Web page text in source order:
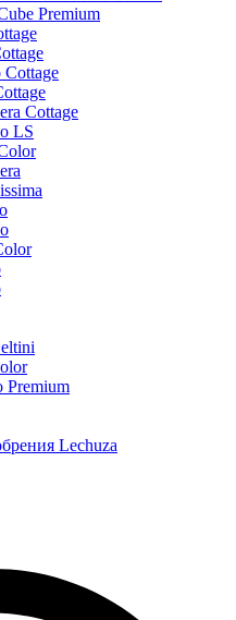
Premium
Cottage
Cottage
LS
Premium
Lechuza